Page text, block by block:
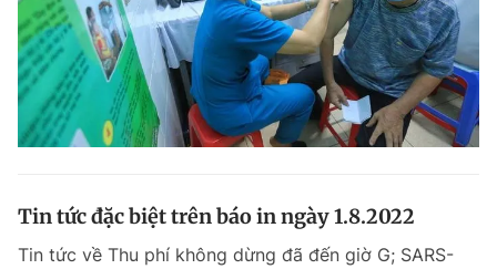
Tin tức đặc biệt trên báo in ngày 1.8.2022
Tin tức về Thu phí không dừng đã đến giờ G; SARS-